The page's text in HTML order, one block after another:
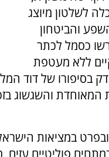
לשלטון מיוצג
והביטחון
כסמל לכתר
ללא מעטפת
בסיפורו של דוד
והשגשוג
במציאות